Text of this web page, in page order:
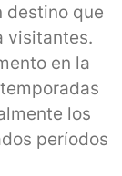
destino que
visitantes.
en la
los
períodos